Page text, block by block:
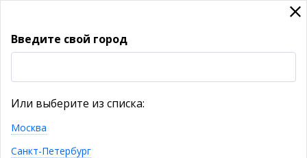
Введите свой город
Или выберите из списка:
Москва
Санкт-Петербург